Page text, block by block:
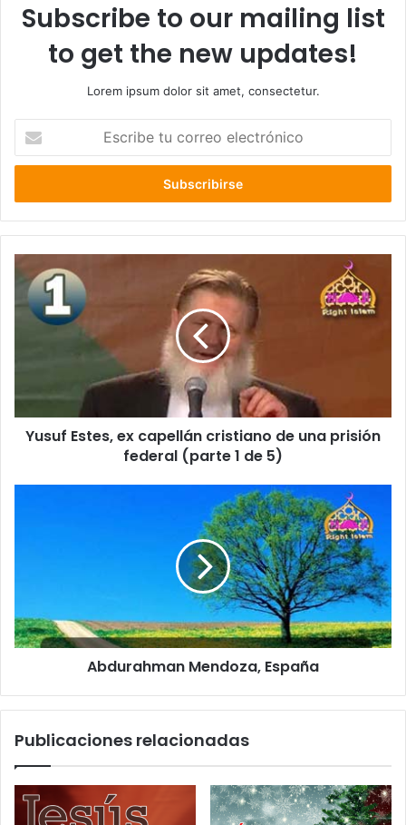
Subscribe to our mailing list
to get the new updates!
Lorem ipsum dolor sit amet, consectetur.
c
i
b
t
o
Yusuf Estes, ex capellán cristiano de una prisión
federal (parte 1 de 5)
Abdurahman Mendoza, España
Publicaciones relacionadas